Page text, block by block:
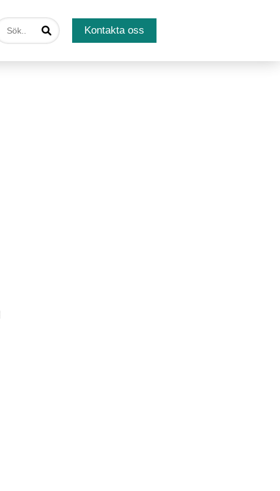
Kontakta oss